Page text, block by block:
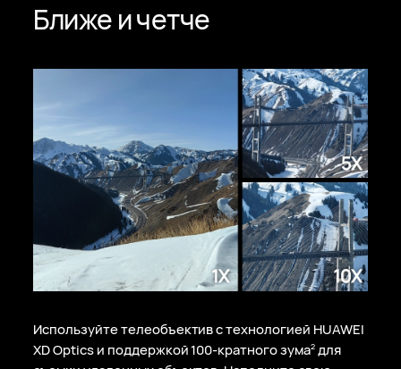
Ближе и четче
Используйте телеобъектив с технологией HUAWEI
XD Optics и поддержкой 100-кратногозума2для